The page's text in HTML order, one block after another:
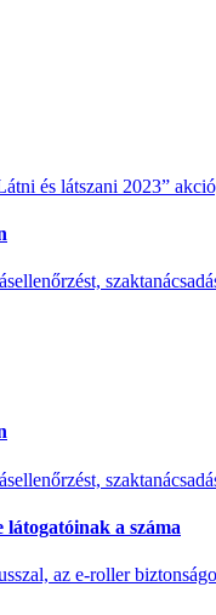
és látszani 2023”
látogatóinak a száma
az e-roller